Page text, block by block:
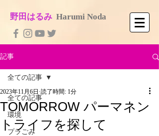
​野田はるみ Harumi No​da
記事
全ての記事
環境
プラごみ
全ての記事
TOMORROW パーマネン
トライフを探して
2023年11月6日 読了時間: 1分